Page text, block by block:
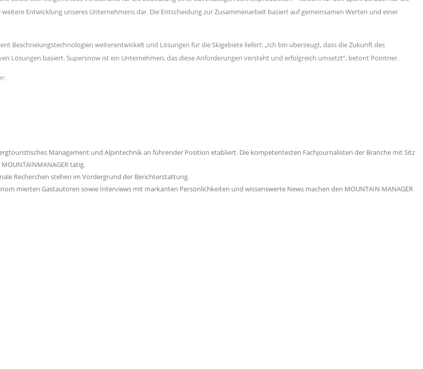
Entwicklung unseres Unternehmens dar. Die Entscheidung zur Zusammenarbeit basiert auf gemeinsamen Werten und einer
Beschneiungstechnologien weiterentwickelt und Lösungen für die Skigebiete liefert: „Ich bin überzeugt, dass die Zukunft des
Lösungen basiert. Supersnow ist ein Unternehmen, das diese Anforderungen versteht und erfolgreich umsetzt“, betont Pointner.
Management und Alpintechnik an führender Position etabliert. Die kompetentesten Fachjournalisten der Branche mit Sitz
tätig.
Recherchen stehen im Vordergrund der Berichterstattung.
mierten Gastautoren sowie Interviews mit markanten Persönlichkeiten und wissenswerte News machen den MOUNTAIN MANAGER